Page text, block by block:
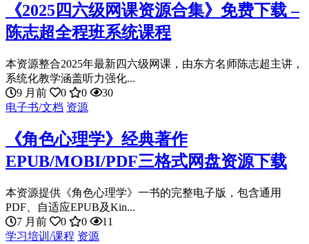
《2025四六级网课资源合集》免费下载 –
陈志超全程班系统课程
本资源整合2025年最新四六级网课，由东方名师陈志超主讲，
系统化教学涵盖听力强化...
9 月前
0 0
30
电子书/文档 资源
《角色心理学》经典著作
EPUB/MOBI/PDF三格式网盘资源下载
本资源提供《角色心理学》一书的完整电子版，包含通用
PDF、自适应EPUB及Kin...
7 月前
0 0
11
学习培训/课程 资源